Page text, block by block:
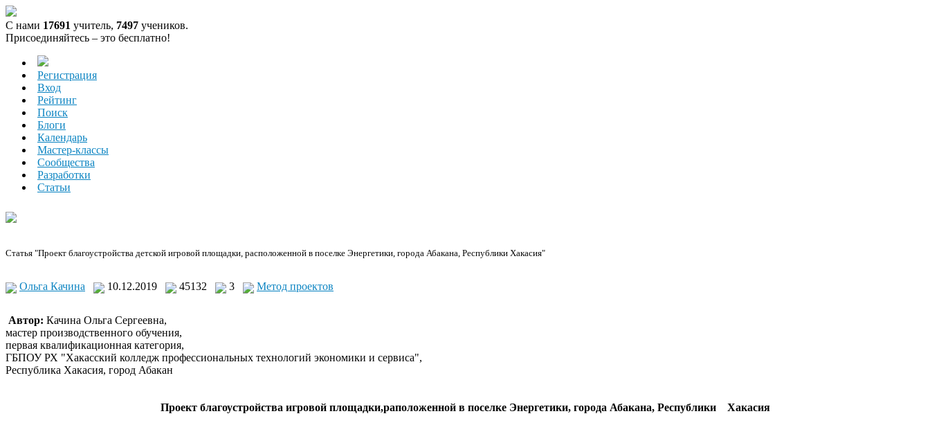
С нами 17691 учитель, 7497 учеников.
Присоединяйтесь – это бесплатно!
Регистрация
Вход
Рейтинг
Поиск
Блоги
Календарь
Мастер-классы
Сообщества
Разработки
Статьи
Статья "Проект благоустройства детской игровой площадки, расположенной в поселке Энергетики, города Абакана, Республики Хакасия"
Ольга Качина 10.12.2019 45132 3 Метод проектов
Автор: Качина Ольга Сергеевна,
мастер производственного обучения,
первая квалификационная категория,
ГБПОУ РХ "Хакасский колледж профессиональных технологий экономики и сервиса",
Республика Хакасия, город Абакан
Проект благоустройства игровой площадки,раположенной в поселке Энергетики, города Абакана, Республики Хакасия